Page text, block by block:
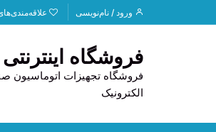
شدن
ورود / نام‌نویسی
فروشگاه
فروشگاه تجهیزات اتوماسیون
الکترونیک